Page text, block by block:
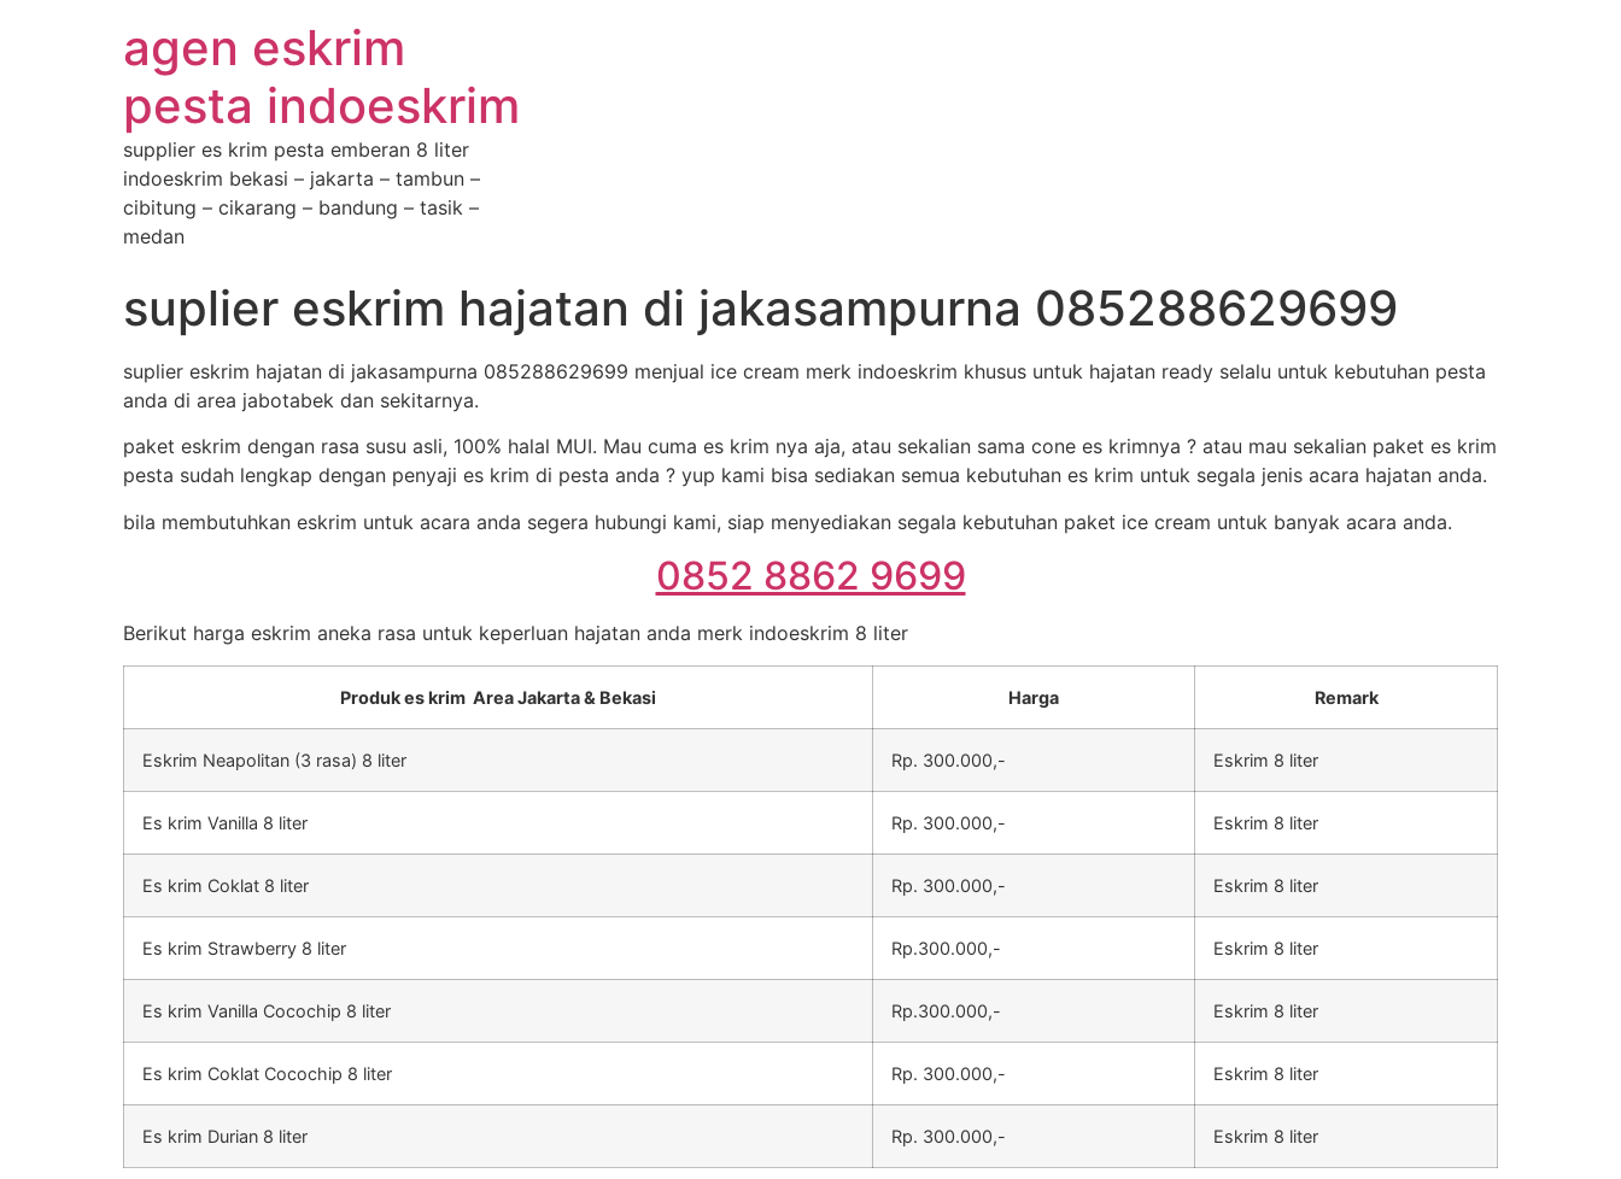
agen eskrim
pesta indoeskrim
supplier es krim pesta emberan 8 liter
indoeskrim bekasi – jakarta – tambun –
cibitung – cikarang – bandung – tasik –
medan
suplier eskrim hajatan di jakasampurna 085288629699
suplier eskrim hajatan di jakasampurna 085288629699 menjual ice cream merk indoeskrim khusus untuk hajatan ready selalu untuk kebutuhan pesta
anda di area jabotabek dan sekitarnya.
paket eskrim dengan rasa susu asli, 100% halal MUI. Mau cuma es krim nya aja, atau sekalian sama cone es krimnya ? atau mau sekalian paket es krim
pesta sudah lengkap dengan penyaji es krim di pesta anda ? yup kami bisa sediakan semua kebutuhan es krim untuk segala jenis acara hajatan anda.
bila membutuhkan eskrim untuk acara anda segera hubungi kami, siap menyediakan segala kebutuhan paket ice cream untuk banyak acara anda.
0852 8862 9699
Berikut harga eskrim aneka rasa untuk keperluan hajatan anda merk indoeskrim 8 liter
Produk es krim Area Jakarta & Bekasi Harga Remark
Eskrim Neapolitan (3 rasa) 8 liter Rp. 300.000,- Eskrim 8 liter
Es krim Vanilla 8 liter Rp. 300.000,- Eskrim 8 liter
Es krim Coklat 8 liter Rp. 300.000,- Eskrim 8 liter
Es krim Strawberry 8 liter Rp.300.000,- Eskrim 8 liter
Es krim Vanilla Cocochip 8 liter Rp.300.000,- Eskrim 8 liter
Es krim Coklat Cocochip 8 liter Rp. 300.000,- Eskrim 8 liter
Es krim Durian 8 liter Rp. 300.000,- Eskrim 8 liter